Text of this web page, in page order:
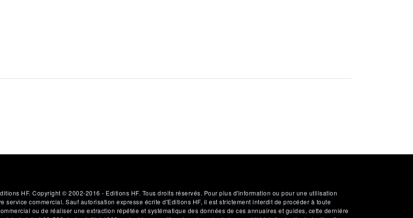
HF. Copyright © 2002-2016 - Editions HF. Tous droits réservés. Pour plus d'information ou pour une utilisation
service commercial. Sauf autorisation expresse écrite d'Editions HF, il est strictement interdit de procéder à toute
ou de réaliser une extraction répétée et systématique des données de ces annuaires et guides, cette derniére